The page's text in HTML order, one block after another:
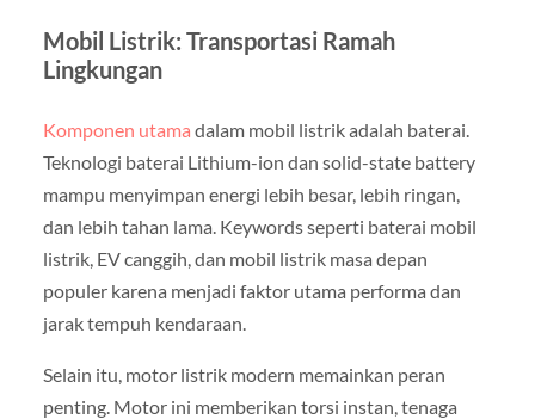
Mobil Listrik: Transportasi Ramah
Lingkungan
Komponen utama dalam mobil listrik adalah baterai.
Teknologi baterai Lithium-ion dan solid-state battery
mampu menyimpan energi lebih besar, lebih ringan,
dan lebih tahan lama. Keywords seperti baterai mobil
listrik, EV canggih, dan mobil listrik masa depan
populer karena menjadi faktor utama performa dan
jarak tempuh kendaraan.
Selain itu, motor listrik modern memainkan peran
penting. Motor ini memberikan torsi instan, tenaga